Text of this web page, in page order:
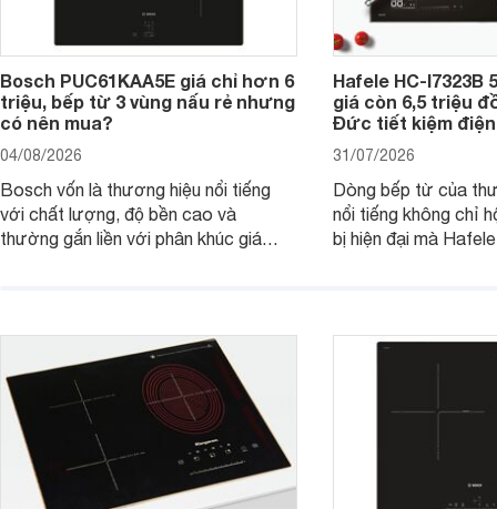
Bosch PUC61KAA5E giá chỉ hơn 6
triệu, bếp từ 3 vùng nấu rẻ nhưng
có nên mua?
04/08/2026
Bosch vốn là thương hiệu nổi tiếng
với chất lượng, độ bền cao và
thường gắn liền với phân khúc giá
đơn vị phân phối với mức giá khá dễ
tiếp cận, thu hút sự quan tâm của
nhiều người tiêu dùng.
Hafele HC-I7323B
giá còn 6,5 triệu
Đức tiết kiệm
31/07/2026
Dòng bếp từ của
nổi tiếng không chỉ
bị hiện đại mà
gia đình.